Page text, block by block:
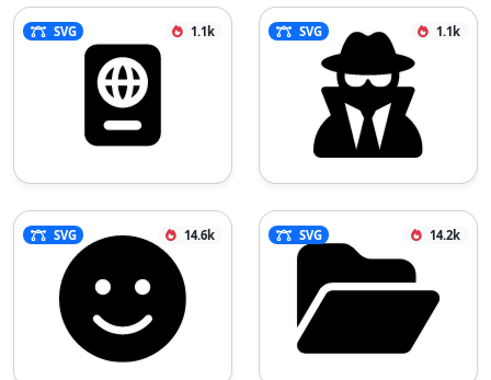
SVG 1.1k SVG 1.1k
SVG 14.6k SVG 14.2k